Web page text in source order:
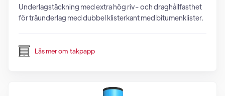
Underlagstäckning med extra hög riv- och draghållfasthet
för träunderlag med dubbel klisterkant med bitumenklister.
Läs mer om takpapp